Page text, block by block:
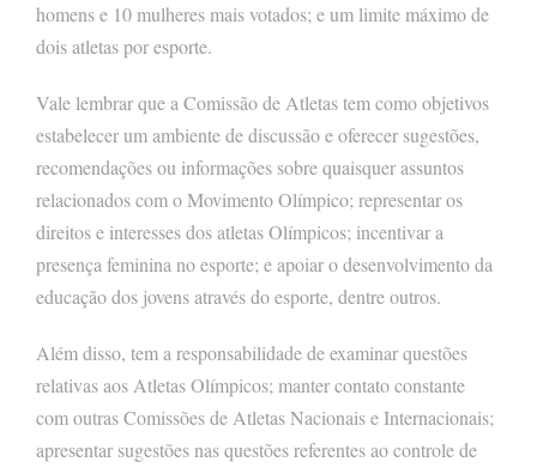
homens e 10 mulheres mais votados; e um limite máximo de
dois atletas por esporte.
Vale lembrar que a Comissão de Atletas tem como objetivos
estabelecer um ambiente de discussão e oferecer sugestões,
recomendações ou informações sobre quaisquer assuntos
relacionados com o Movimento Olímpico; representar os
direitos e interesses dos atletas Olímpicos; incentivar a
presença feminina no esporte; e apoiar o desenvolvimento da
educação dos jovens através do esporte, dentre outros.
Além disso, tem a responsabilidade de examinar questões
relativas aos Atletas Olímpicos; manter contato constante
com outras Comissões de Atletas Nacionais e Internacionais;
apresentar sugestões nas questões referentes ao controle de